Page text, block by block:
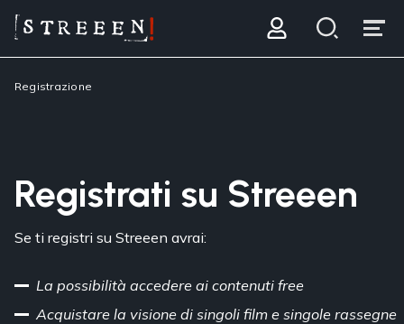
Registrazione
Registrati su Streeen
Se ti registri su Streeen avrai:
La possibilità accedere ai contenuti free
Acquistare la visione di singoli film e singole rassegne